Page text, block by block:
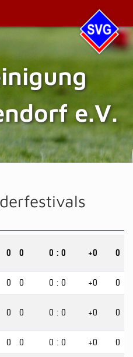
e.V.
0 0 0 : 0 +0 0
0 0 0 : 0 +0
0
0 0 0 : 0 +0 0
0 0 0 : 0 +0
0